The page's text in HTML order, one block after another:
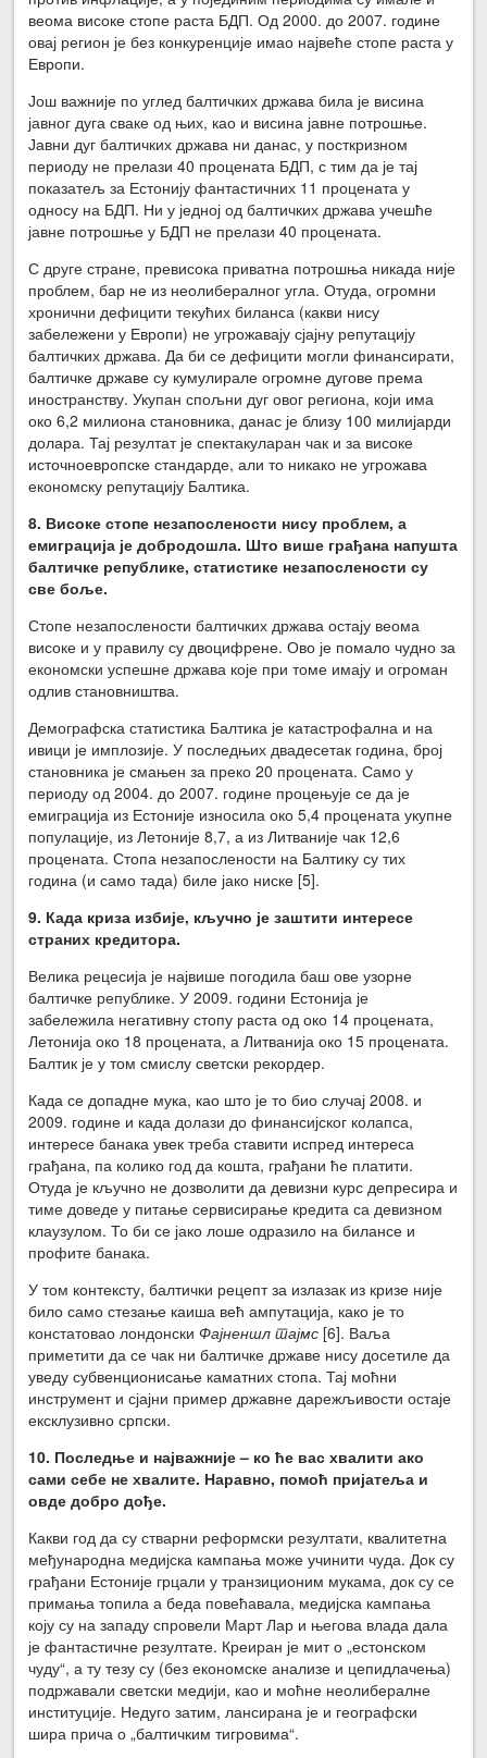
веома високе стопе раста БДП. Од 2000. до 2007. године
овај регион је без конкуренције имао највеће стопе раста у
Европи.
Још важније по углед балтичких држава била је висина
јавног дуга сваке од њих, као и висина јавне потрошње.
Јавни дуг балтичких држава ни данас, у посткризном
периоду не прелази 40 процената БДП, с тим да је тај
показатељ за Естонију фантастичних 11 процената у
односу на БДП. Ни у једној од балтичких држава учешће
јавне потрошње у БДП не прелази 40 процената.
С друге стране, превисока приватна потрошња никада није
проблем, бар не из неолибералног угла. Отуда, огромни
хронични дефицити текућих биланса (какви нису
забележени у Европи) не угрожавају сјајну репутацију
балтичких држава. Да би се дефицити могли финансирати,
балтичке државе су кумулирале огромне дугове према
иностранству. Укупан спољни дуг овог региона, који има
око 6,2 милиона становника, данас је близу 100 милијарди
долара. Тај резултат је спектакуларан чак и за високе
источноевропске стандарде, али то никако не угрожава
економску репутацију Балтика.
8. Високе стопе незапослености нису проблем, а
емиграција је добродошла. Што више грађана напушта
балтичке републике, статистике незапослености су
све боље.
Стопе незапослености балтичких држава остају веома
високе и у правилу су двоцифрене. Ово је помало чудно за
економски успешне држава које при томе имају и огроман
одлив становништва.
Демографска статистика Балтика је катастрофална и на
ивици је имплозије. У последњих двадесетак година, број
становника је смањен за преко 20 процената. Само у
периоду од 2004. до 2007. године процењује се да је
емиграција из Естоније износила око 5,4 процената укупне
популације, из Летоније 8,7, а из Литваније чак 12,6
процената. Стопа незапослености на Балтику су тих
година (и само тада) биле јако ниске [5].
9. Када криза избије, кључно је заштити интересе
страних кредитора.
Велика рецесија је највише погодила баш ове узорне
балтичке републике. У 2009. години Естонија је
забележила негативну стопу раста од око 14 процената,
Летонија око 18 процената, а Литванија око 15 процената.
Балтик је у том смислу светски рекордер.
Када се допадне мука, као што је то био случај 2008. и
2009. године и када долази до финансијског колапса,
интересе банака увек треба ставити испред интереса
грађана, па колико год да кошта, грађани ће платити.
Отуда је кључно не дозволити да девизни курс депресира и
тиме доведе у питање сервисирање кредита са девизном
клаузулом. То би се јако лоше одразило на билансе и
профите банака.
У том контексту, балтички рецепт за излазак из кризе није
било само стезање каиша већ ампутација, како је то
констатовао лондонскиФајненшл тајмс [6]. Ваља
приметити да се чак ни балтичке државе нису досетиле да
уведу субвенционисање каматних стопа. Тај моћни
инструмент и сјајни пример државне дарежљивости остаје
ексклузивно српски.
10. Последње и најважније – ко ће вас хвалити ако
сами себе не хвалите. Наравно, помоћ пријатеља и
овде добро дође.
Какви год да су стварни реформски резултати, квалитетна
међународна медијска кампања може учинити чуда. Док су
грађани Естоније грцали у транзиционим мукама, док су се
примања топила а беда повећавала, медијска кампања
коју су на западу спровели Март Лар и његова влада дала
је фантастичне резултате. Креиран је мит о „естонском
чуду“, а ту тезу су (без економске анализе и цепидлачења)
подржавали светски медији, као и моћне неолибералне
институције. Недуго затим, лансирана је и географски
шира прича о „балтичким тигровима“.